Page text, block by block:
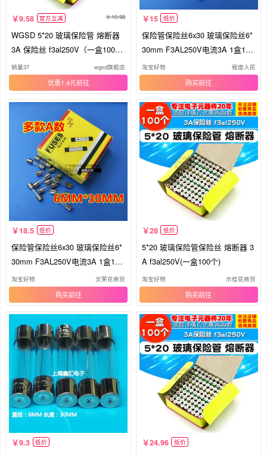
9.58 官方立减 10.98
WGSD 5*20 玻璃保险管 熔断器
3A 保险丝 f3al250V（一盒100
个）
销量37 wgsd旗舰店
优惠1.4元
15 低价
保险管保险丝6x30 玻璃保险丝6*
30mm F3AL250V电流3A 1盒100
个
淘宝好物 程度人民
购买
18.5 低价
保险管保险丝6x30 玻璃保险丝6*
30mm F3AL250V电流3A 1盒100
个
淘宝好物 文荣花商贸
购买
28 低价
5*20 玻璃保险管保险丝 熔断器 3
A f3al250V(一盒100个)
淘宝好物 示桂花商贸
购买
9.3 低价 24.96 低价